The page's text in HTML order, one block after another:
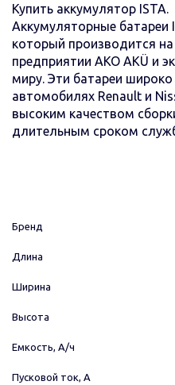
Купить аккумулятор ISTA.
Аккумуляторные батареи
который производится
предприятии AKO АКÜ и
миру. Эти батареи
автомобилях Renault и
высоким качеством
длительным сроком
Бренд
Длина
Ширина
Высота
Емкость, А/ч
Пусковой ток, А